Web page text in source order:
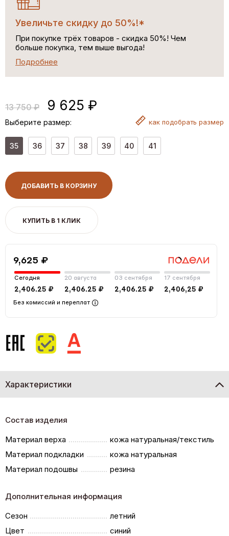
Увеличьте скидку до 50%!*
При покупке трёх товаров - скидка 50%! Чем
больше покупка, тем выше выгода!
Подробнее
13 750 ₽ 9 625 ₽
Выберите размер: как подобрать размер
35 36 37 38 39 40 41
ДОБАВИТЬ В КОРЗИНУ
КУПИТЬ В 1 КЛИК
9,625 ₽
Сегодня
2,406.25 ₽
20 августа
2,406.25 ₽
03 сентября
2,406.25 ₽
17 сентября
2,406,25 ₽
Без комиссий и переплат
Характеристики
Состав изделия
Материал верха
кожа натуральная/текстиль
Материал подкладки
кожа натуральная
Материал подошвы
резина
Дополнительная информация
Сезон
летний
Цвет
синий